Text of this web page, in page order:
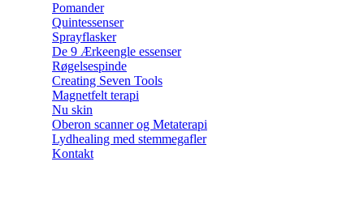
Pomander
Quintessenser
Sprayflasker
De 9 Ærkeengle essenser
Røgelsespinde
Creating Seven Tools
Magnetfelt terapi
Nu skin
Oberon scanner og Metaterapi
Lydhealing med stemmegafler
Kontakt